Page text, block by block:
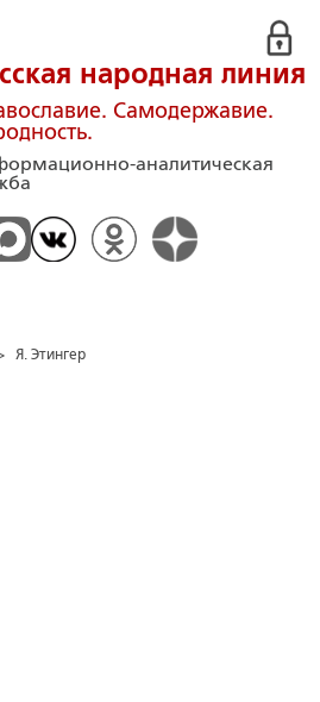
народная линия
Самодержавие.
аналитическая
Я. Этингер